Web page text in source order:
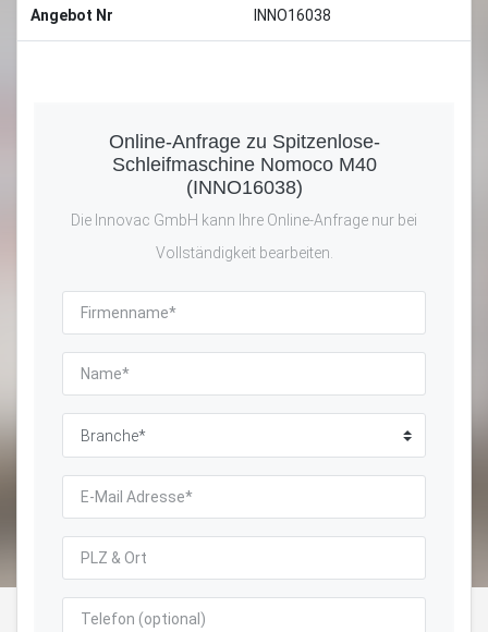
Angebot Nr INNO16038
Online-Anfrage zu Spitzenlose-
Schleifmaschine Nomoco M40
(INNO16038)
Die Innovac GmbH kann Ihre Online-Anfrage nur bei
Vollständigkeit bearbeiten.